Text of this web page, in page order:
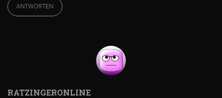
ANTWORTEN
RATZINGERONLINE